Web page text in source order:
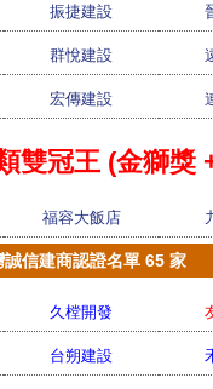
振捷建設
群悅建設
宏傳建設
雙冠王 (金獅獎
福容大飯店
信建商認證名單 65 家
久樘開發
台朔建設